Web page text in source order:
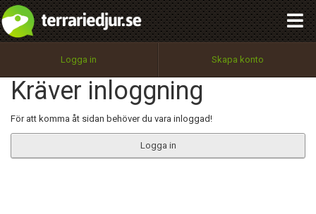
Logga in Skapa konto
Kräver inloggning
För att komma åt sidan behöver du vara inloggad!
Logga in
Utför
100%
OK
integritetspolicy
Namn:
Epost:
Begär nytt lösenord
Tillbaka till förstasidan